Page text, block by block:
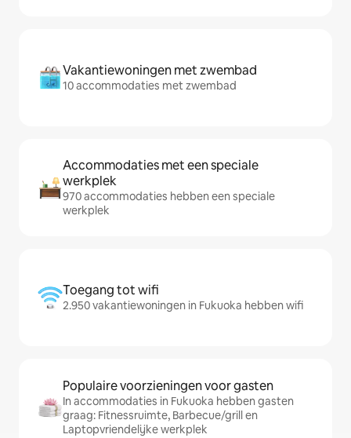
Vakantiewoningen met zwembad
10 accommodaties met zwembad
Accommodaties met een speciale
werkplek
970 accommodaties hebben een speciale
werkplek
Toegang tot wifi
2.950 vakantiewoningen in Fukuoka hebben wifi
Populaire voorzieningen voor gasten
In accommodaties in Fukuoka hebben gasten
graag: Fitnessruimte, Barbecue/grill en
Laptopvriendelijke werkplek